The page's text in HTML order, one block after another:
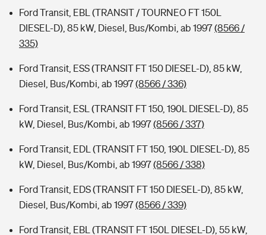
Ford Transit, EBL (TRANSIT / TOURNEO FT 150L
DIESEL-D), 85 kW, Diesel, Bus/Kombi, ab 1997(8566 /
335)
Ford Transit, ESS (TRANSIT FT 150 DIESEL-D), 85 kW,
Diesel, Bus/Kombi, ab 1997(8566 / 336)
Ford Transit, ESL (TRANSIT FT 150, 190L DIESEL-D), 85
kW, Diesel, Bus/Kombi, ab 1997(8566 / 337)
Ford Transit, EDL (TRANSIT FT 150, 190L DIESEL-D), 85
kW, Diesel, Bus/Kombi, ab 1997(8566 / 338)
Ford Transit, EDS (TRANSIT FT 150 DIESEL-D), 85 kW,
Diesel, Bus/Kombi, ab 1997(8566 / 339)
Ford Transit, EBL (TRANSIT FT 150L DIESEL-D), 55 kW,